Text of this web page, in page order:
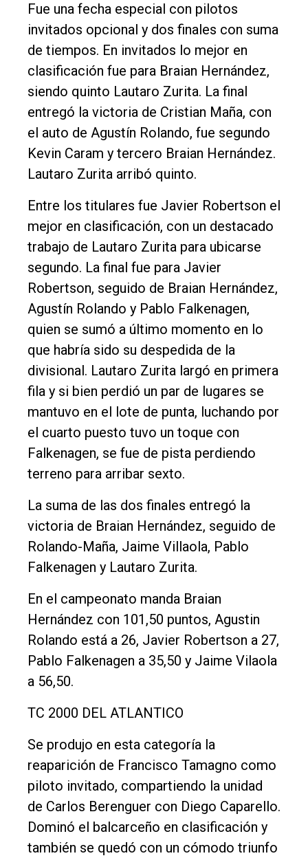
Fue una fecha especial con pilotos
invitados opcional y dos finales con suma
de tiempos. En invitados lo mejor en
clasificación fue para Braian Hernández,
siendo quinto Lautaro Zurita. La final
entregó la victoria de Cristian Maña, con
el auto de Agustín Rolando, fue segundo
Kevin Caram y tercero Braian Hernández.
Lautaro Zurita arribó quinto.
Entre los titulares fue Javier Robertson el
mejor en clasificación, con un destacado
trabajo de Lautaro Zurita para ubicarse
segundo. La final fue para Javier
Robertson, seguido de Braian Hernández,
Agustín Rolando y Pablo Falkenagen,
quien se sumó a último momento en lo
que habría sido su despedida de la
divisional. Lautaro Zurita largó en primera
fila y si bien perdió un par de lugares se
mantuvo en el lote de punta, luchando por
el cuarto puesto tuvo un toque con
Falkenagen, se fue de pista perdiendo
terreno para arribar sexto.
La suma de las dos finales entregó la
victoria de Braian Hernández, seguido de
Rolando-Maña, Jaime Villaola, Pablo
Falkenagen y Lautaro Zurita.
En el campeonato manda Braian
Hernández con 101,50 puntos, Agustin
Rolando está a 26, Javier Robertson a 27,
Pablo Falkenagen a 35,50 y Jaime Vilaola
a 56,50.
TC 2000 DEL ATLANTICO
Se produjo en esta categoría la
reaparición de Francisco Tamagno como
piloto invitado, compartiendo la unidad
de Carlos Berenguer con Diego Caparello.
Dominó el balcarceño en clasificación y
también se quedó con un cómodo triunfo